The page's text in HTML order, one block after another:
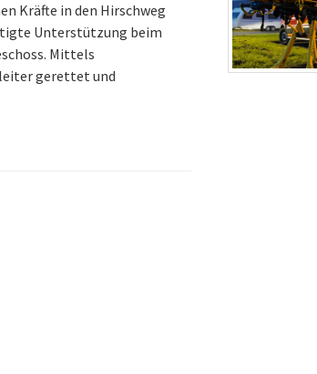
Kräfte in den Hirschweg
Unterstützung beim
Mittels
gerettet und